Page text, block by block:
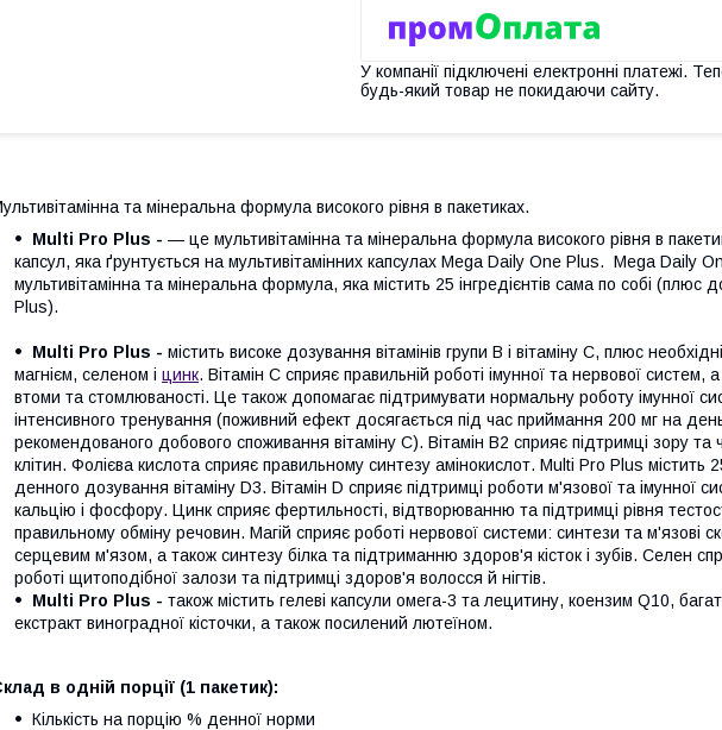
У компанії підключені електронні платежі.
будь-який товар не покидаючи сайту.
та мінеральна формула високого рівня в пакетиках.
Multi Pro Plus - — це мультивітамінна та мінеральна формула високого рівня в
капсул, яка ґрунтується на мультивітамінних капсулах Mega Daily One Plus. Mega Daily
мультивітамінна та мінеральна формула, яка містить 25 інгредієнтів сама по собі (плюс
Plus).
Multi Pro Plus - містить високе дозування вітамінів групи B і вітаміну С, плюс
магнієм, селеном і цинк. Вітамін C сприяє правильній роботі імунної та нервової
втоми та стомлюваності. Це також допомагає підтримувати нормальну роботу імунної
інтенсивного тренування (поживний ефект досягається під час приймання 200 мг на
рекомендованого добового споживання вітаміну С). Вітамін В2 сприяє підтримці зору та
клітин. Фолієва кислота сприяє правильному синтезу амінокислот. Multi Pro Plus містить
денного дозування вітаміну D3. Вітамін D сприяє підтримці роботи м'язової та імунної
кальцію і фосфору. Цинк сприяє фертильності, відтворюванню та підтримці рівня
правильному обміну речовин. Магій сприяє роботі нервової системи: синтези та м'язові
серцевим м'язом, а також синтезу білка та підтриманню здоров'я кісток і зубів. Селен
роботі щитоподібної залози та підтримці здоров'я волосся й нігтів.
Multi Pro Plus - також містить гелеві капсули омега-3 та лецитину, коензим Q10,
екстракт виноградної кісточки, а також посилений лютеїном.
в одній порції (1 пакетик):
Кількість на порцію % денної норми